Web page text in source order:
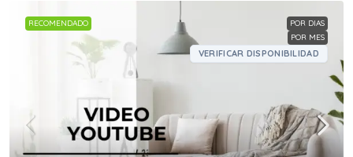
RECOMENDADO
POR DIAS
POR MES
VERIFICAR DISPONIBILIDAD